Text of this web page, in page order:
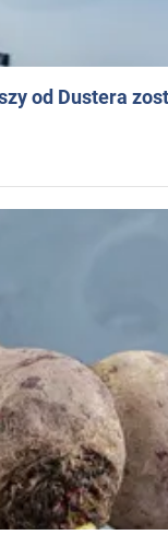
od Dustera